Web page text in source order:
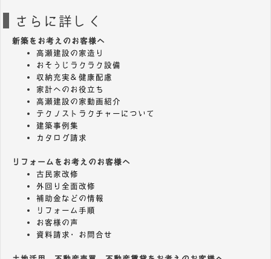
さらに詳しく
新築をお考えのお客様へ
高瀬建設の家造り
おそうじラクラク設備
収納充実＆健康配慮
家計へのお役立ち
高瀬建設の家動画紹介
テクノストラクチャーについて
建築事例集
カタログ請求
リフォームをお考えのお客様へ
古民家改修
外回り全面改修
補助金などの情報
リフォーム手順
お客様の声
資料請求・お問合せ